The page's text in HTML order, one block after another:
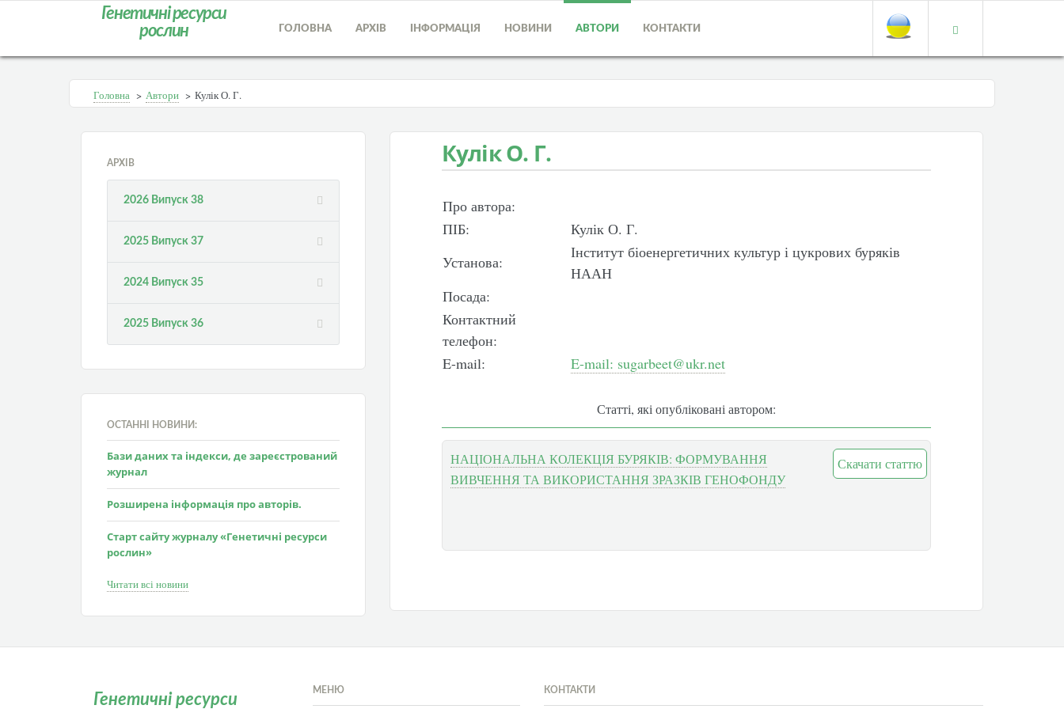
Генетичні ресурси
рослин
ГОЛОВНА АРХІВ ІНФОРМАЦІЯ НОВИНИ АВТОРИ КОНТАКТИ
Головна > Автори > Кулік О. Г.
АРХІВ
2026 Випуск 38
2025 Випуск 37
2024 Випуск 35
2025 Випуск 36
ОСТАННІ НОВИНИ:
Бази даних та індекси, де зареєстрований
журнал
Розширена інформація про авторів.
Старт сайту журналу «Генетичні ресурси
рослин»
Читати всі новини
Кулік О. Г.
Про автора:
ПІБ:
Кулік О. Г.
Установа:
Інститут біоенергетичних культур і цукрових буряків
НААН
Посада:
Контактний
телефон:
E-mail:
E-mail: sugarbeet@ukr.net
Статті, які опубліковані автором:
Скачати статтю
НАЦІОНАЛЬНА КОЛЕКЦІЯ БУРЯКІВ: ФОРМУВАННЯ
ВИВЧЕННЯ ТА ВИКОРИСТАННЯ ЗРАЗКІВ ГЕНОФОНДУ
Генетичні ресурси
МЕНЮ КОНТАКТИ